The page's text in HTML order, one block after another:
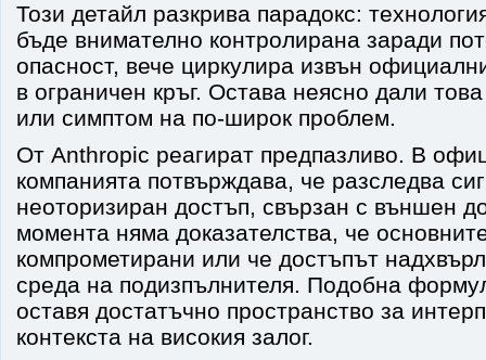
Този детайл разкрива парадокс:
бъде внимателно контролирана заради
опасност, вече циркулира извън
в ограничен кръг. Остава неясно дали
или симптом на по-широк проблем.
От Anthropic реагират предпазливо. В
компанията потвърждава, че разследва
неоторизиран достъп, свързан с външен
момента няма доказателства, че
компрометирани или че достъпът
среда на подизпълнителя. Подобна
оставя достатъчно пространство за
контекста на високия залог.